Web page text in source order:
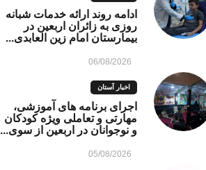
ادامه روند ارائه خدمات شبانه
روزی به زائران اربعین در
بیمارستان امام زین العابدی...
06/08/2026
اخبار آستان
اجرای برنامه های آموزشی،
مهارتی و تعاملی ویژه کودکان
و نوجوانان در اربعین از سوی...
05/08/2026